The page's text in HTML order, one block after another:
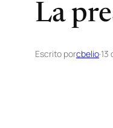
La
Escrito porcbelio·13